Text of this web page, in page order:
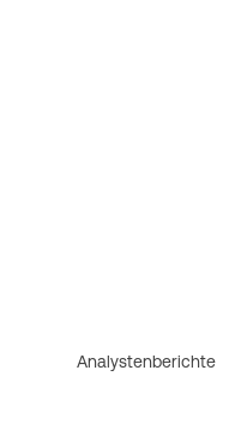
Analystenberichte